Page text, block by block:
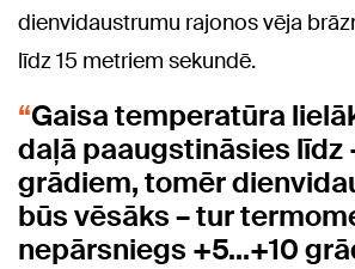
dienvidaustrumu rajonos vēja
līdz 15 metriem sekundē.
Gaisa temperatūra
daļā paaugstināsies līdz
grādiem, tomēr
būs vēsāks – tur
nepārsniegs +5…+10